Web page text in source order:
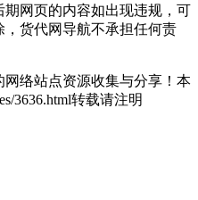
期网页的内容如出现违规，可
，货代网导航不承担任何责
络站点资源收集与分享！ 本
3636.html转载请注明